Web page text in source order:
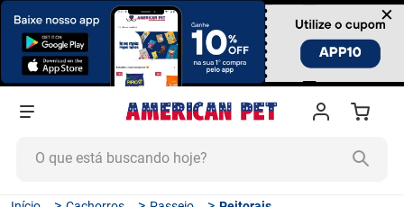
×
TERMOS MAIS BUSCADOS